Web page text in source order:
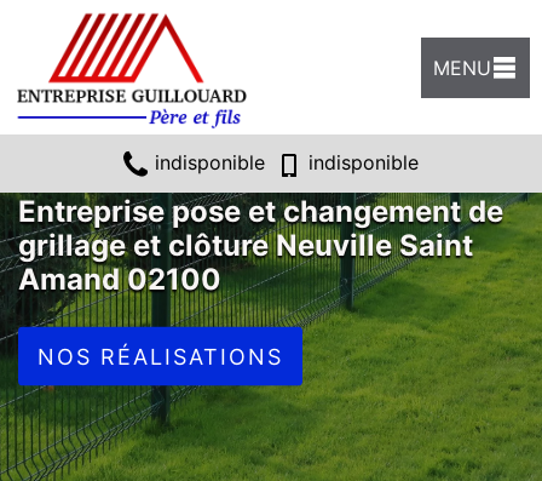
MENU
indisponible indisponible
Entreprise pose et changement de
grillage et clôture Neuville Saint
Amand 02100
NOS RÉALISATIONS